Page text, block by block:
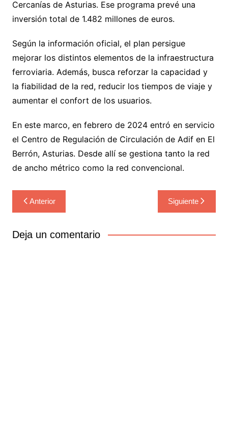
Cercanías de Asturias. Ese programa prevé una
inversión total de 1.482 millones de euros.
Según la información oficial, el plan persigue
mejorar los distintos elementos de la infraestructura
ferroviaria. Además, busca reforzar la capacidad y
la fiabilidad de la red, reducir los tiempos de viaje y
aumentar el confort de los usuarios.
En este marco, en febrero de 2024 entró en servicio
el Centro de Regulación de Circulación de Adif en El
Berrón, Asturias. Desde allí se gestiona tanto la red
de ancho métrico como la red convencional.
Navegación
de
entradas
Anterior Siguiente
Deja un comentario